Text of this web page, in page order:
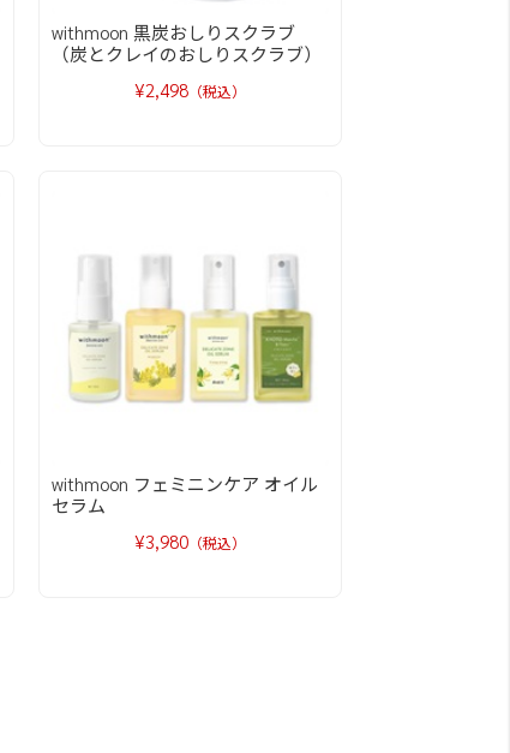
withmoon 黒炭おしりスクラブ
（炭とクレイのおしりスクラブ）
¥2,498 （税込）
withmoon フェミニンケア オイル
セラム
¥3,980 （税込）